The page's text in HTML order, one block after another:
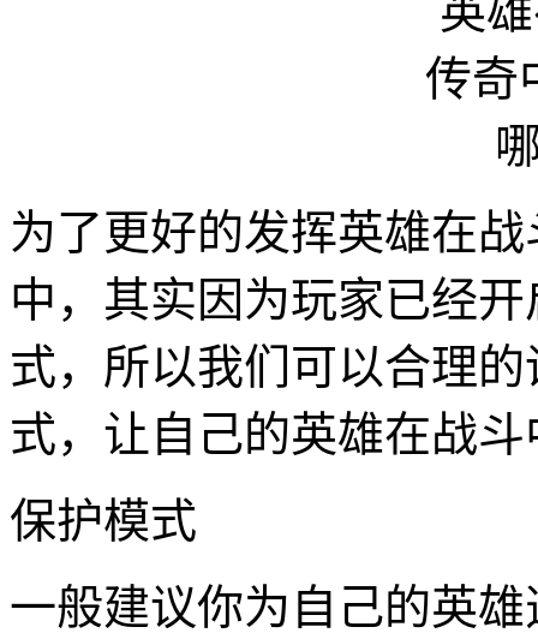
为了更好的发挥英雄在
中，其实因为玩家已经
式，所以我们可以合理
式，让自己的英雄在战
保护模式
一般建议你为自己的英